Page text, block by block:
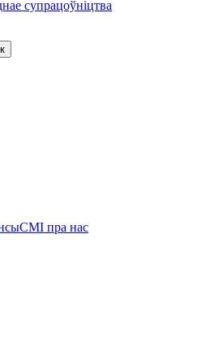
супрацоўніцтва
СМІ пра нас